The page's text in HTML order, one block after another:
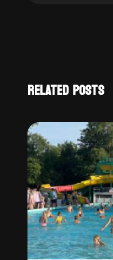
RELATED POSTS